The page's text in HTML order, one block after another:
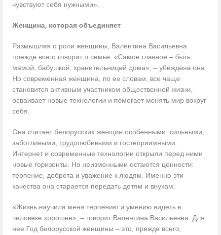
чувствуют себя нужными».
Женщина, которая объединяет
Размышляя о роли женщины, Валентина Василь­евна
прежде всего говорит о семье. «Самое главное – быть
мамой, бабушкой, хранительницей дома», – убеждена она.
Но современная женщина, по ее словам, все чаще
становится активным участником общественной жизни,
осваивает новые технологии и помогает менять мир вокруг
себя.
Она считает белорусских женщин особенными: сильными,
заботливыми, трудолюбивыми и гостеприимными.
Интернет и современные технологии открыли перед ними
новые горизонты. Но неизменными остаются ценности:
терпение, доброта и уважение к людям. Именно эти
качества она старается передать детям и внукам.
«Жизнь научила меня терпению и умению видеть в
человеке хорошее», – говорит Валентина Васильевна. Для
нее Год белорусской женщины – это, прежде всего,